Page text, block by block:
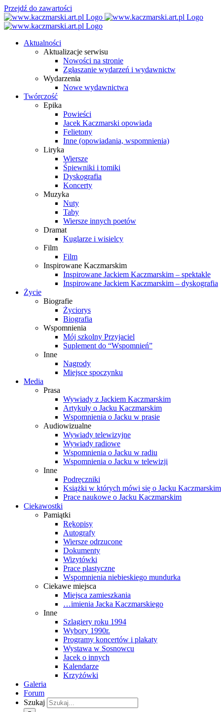
Przejdź do zawartości
Aktualności
Aktualizacje serwisu
Nowości na stronie
Zgłaszanie wydarzeń i wydawnictw
Wydarzenia
Nowe wydawnictwa
Twórczość
Epika
Powieści
Jacek Kaczmarski opowiada
Felietony
Inne (opowiadania, wspomnienia)
Liryka
Wiersze
Śpiewniki i tomiki
Dyskografia
Koncerty
Muzyka
Nuty
Taby
Wiersze innych poetów
Dramat
Kuglarze i wisielcy
Film
Film
Inspirowane Kaczmarskim
Inspirowane Jackiem Kaczmarskim – spektakle
Inspirowane Jackiem Kaczmarskim – dyskografia
Życie
Biografie
Życiorys
Biografia
Wspomnienia
Mój szkolny Przyjaciel
Suplement do “Wspomnień”
Inne
Nagrody
Miejsce spoczynku
Media
Prasa
Wywiady z Jackiem Kaczmarskim
Artykuły o Jacku Kaczmarskim
Wspomnienia o Jacku w prasie
Audiowizualne
Wywiady telewizyjne
Wywiady radiowe
Wspomnienia o Jacku w radiu
Wspomnienia o Jacku w telewizji
Inne
Podręczniki
Książki w których mówi się o Jacku Kaczmarskim
Prace naukowe o Jacku Kaczmarskim
Ciekawostki
Pamiątki
Rękopisy
Autografy
Wiersze odrzucone
Dokumenty
Wizytówki
Prace plastyczne
Wspomnienia niebieskiego mundurka
Ciekawe miejsca
Miejsca zamieszkania
…imienia Jacka Kaczmarskiego
Inne
Szlagiery roku 1994
Wybory 1990r.
Programy koncertów i plakaty
Wystawa w Sosnowcu
Jacek o innych
Kalendarze
Krzyżówki
Galeria
Forum
Szukaj